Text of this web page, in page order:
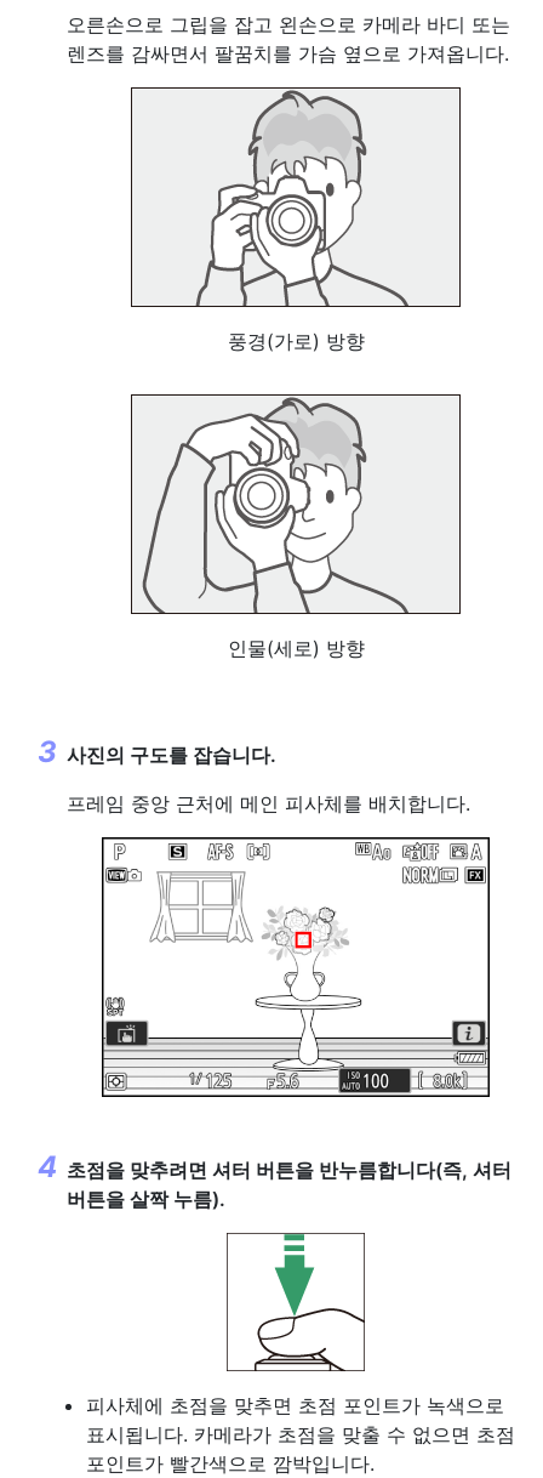
오른손으로 그립을 잡고 왼손으로 카메라 바디 또는
렌즈를 감싸면서 팔꿈치를 가슴 옆으로 가져옵니다.
풍경(가로) 방향
인물(세로) 방향
사진의 구도를 잡습니다.
프레임 중앙 근처에 메인 피사체를 배치합니다.
초점을 맞추려면 셔터 버튼을 반누름합니다(즉, 셔터
버튼을 살짝 누름).
피사체에 초점을 맞추면 초점 포인트가 녹색으로
표시됩니다. 카메라가 초점을 맞출 수 없으면 초점
포인트가 빨간색으로 깜박입니다.